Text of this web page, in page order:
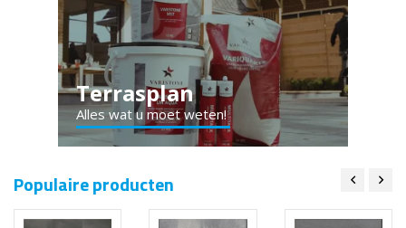
Terrasplan
Alles wat u moet weten!
Populaire producten